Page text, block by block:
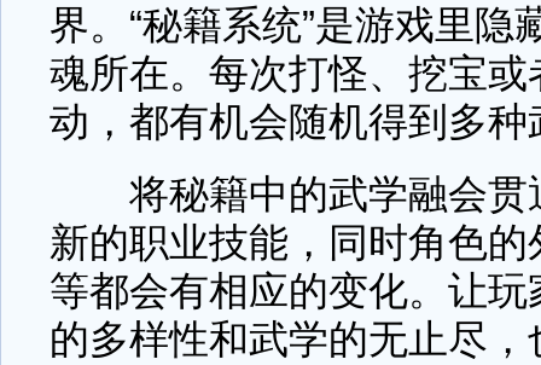
界。“秘籍系统”是游戏里隐
魂所在。每次打怪、挖宝
动，都有机会随机得到多种
将秘籍中的武学融会贯
新的职业技能，同时角色
等都会有相应的变化。让
的多样性和武学的无止尽